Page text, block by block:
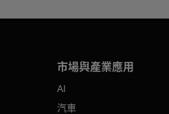
市場與產業應用
AI
汽車